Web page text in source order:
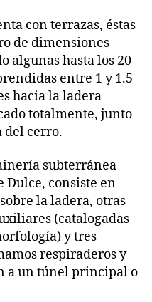
con terrazas, éstas
de dimensiones
algunas hasta los 20
entre 1 y 1.5
hacia la ladera
totalmente, junto
del cerro.
subterránea
Dulce, consiste en
la ladera, otras
(catalogadas
y tres
respiraderos y
a un túnel principal o